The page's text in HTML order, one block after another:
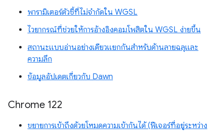
พารามิเตอร์ตัวชี้ที่ไม่จำกัดใน WGSL
ไวยากรณ์ที่ช่วยให้การอ้างอิงคอมโพสิตใน WGSL ง่ายขึ้น
สถานะแบบอ่านอย่างเดียวแยกกันสำหรับด้านลายฉลุและ
ความลึก
ข้อมูลอัปเดตเกี่ยวกับ Dawn
Chrome 122
ขยายการเข้าถึงด้วยโหมดความเข้ากันได้ (ฟีเจอร์ที่อยู่ระหว่าง